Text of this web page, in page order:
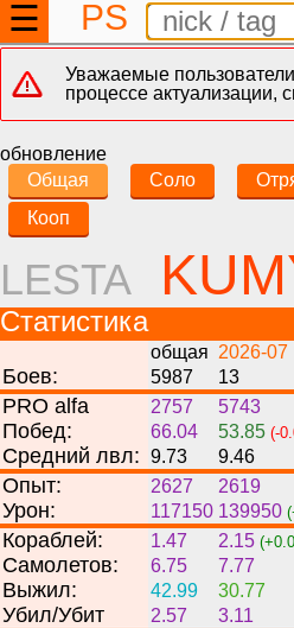
☰ PS
Уважаемые
процессе актуализации,
обновление
Общая
Соло
Кооп
LESTA
Статистика
общая 2026-07
Боев: 5987 13
PRO alfa 2757 5743
Побед: 66.04 53.85 (-
Средний лвл: 9.73 9.46
Опыт: 2627 2619
Урон: 117150 139950
Кораблей: 1.47 2.15
Самолетов: 6.75 7.77
Выжил: 42.99 30.77
Убил/Убит 2.57 3.11